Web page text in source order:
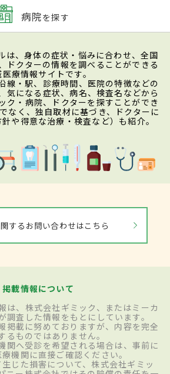
病院を探す
は、身体の症状・悩みに合わせ、全国
ドクターの情報を調べることができる
療情報サイトです。
線・駅、診療時間、医院の特徴などの
気になる症状、病名、検査名などから
ク・病院、ドクターを探すことができ
なく、独自取材に基づき、ドクターに
や得意な治療・検査など）も紹介。
するお問い合わせはこちら
掲載情報について
は、株式会社ギミック、またはミーカ
調査した情報をもとにしています。
掲載に努めておりますが、内容を完全
るものではありません。
関へ受診を希望される場合は、事前に
機関に直接ご確認ください。
じた損害について、株式会社ギミッ